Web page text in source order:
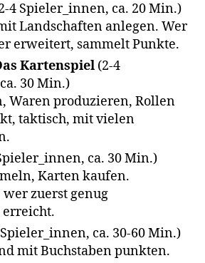
4 Spieler_innen, ca. 20 Min.)
Landschaften anlegen. Wer
erweitert, sammelt Punkte.
Kartenspiel (2-4
30 Min.)
Waren produzieren, Rollen
taktisch, mit vielen
ca. 30 Min.)
Karten kaufen.
zuerst genug
erreicht.
ca. 30-60 Min.)
mit Buchstaben punkten.